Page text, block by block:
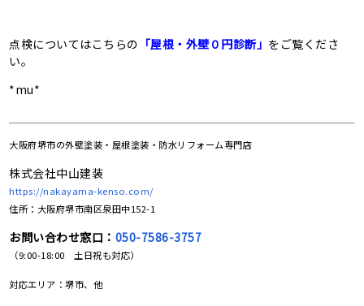
点検についてはこちらの 「屋根・外壁０円診断」 をご覧くださ
い。
*mu*
大阪府堺市の外壁塗装・屋根塗装・防水リフォーム専門店
株式会社中山建装
https://nakayama-kenso.com/
住所：大阪府堺市南区泉田中152-1
お問い合わせ窓口： 050-7586-3757
（9:00-18:00 土日祝も対応）
対応エリア：堺市、他